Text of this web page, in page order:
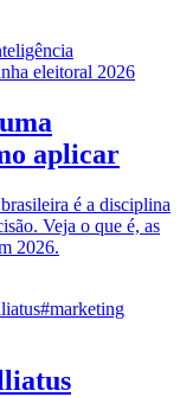
eleitoral 2026
aplicar
é a disciplina
Veja o que é, as
2026.
#marketing